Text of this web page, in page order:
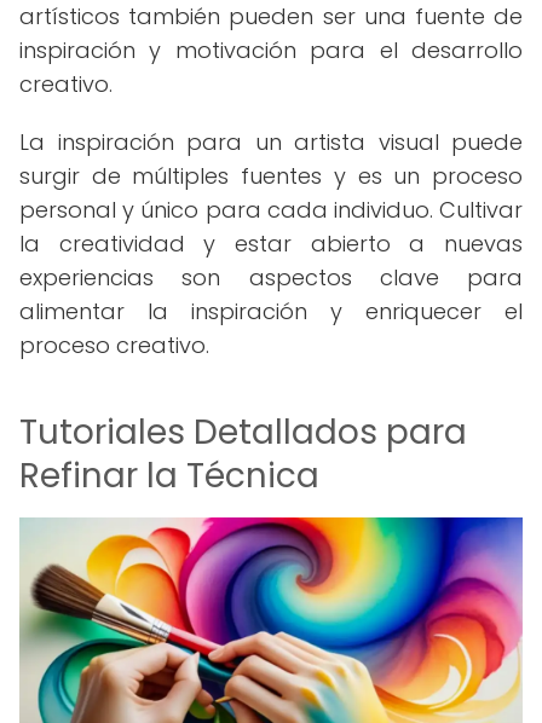
artísticos también pueden ser una fuente de
inspiración y motivación para el desarrollo
creativo.
La inspiración para un artista visual puede
surgir de múltiples fuentes y es un proceso
personal y único para cada individuo. Cultivar
la creatividad y estar abierto a nuevas
experiencias son aspectos clave para
alimentar la inspiración y enriquecer el
proceso creativo.
Tutoriales Detallados para
Refinar la Técnica